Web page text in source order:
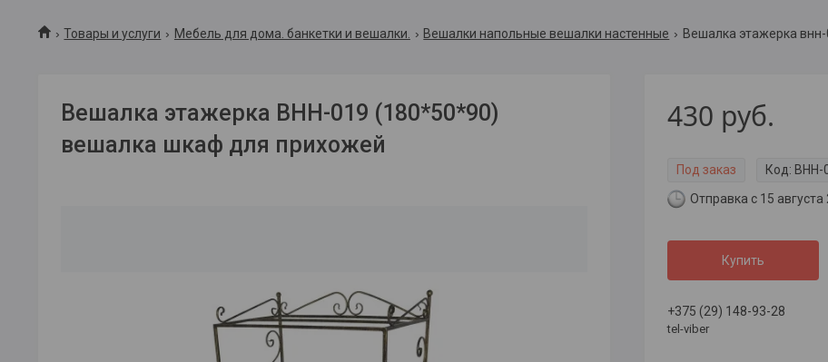
Товары и услуги Мебель для дома. банкетки и вешалки. Вешалки напольные вешалки настенные Вешалка этажерка
Вешалка этажерка ВНН-019 (180*50*90)
вешалка шкаф для прихожей
430 руб.
Под заказ Код: ВНН-
Отправка с 15 августа
Купить
+375 (29) 148-93-28
tel-viber